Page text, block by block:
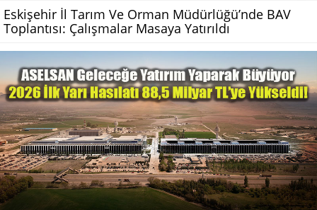
Eskişehir İl Tarım Ve Orman Müdürlüğü’nde BAV
Toplantısı: Çalışmalar Masaya Yatırıldı